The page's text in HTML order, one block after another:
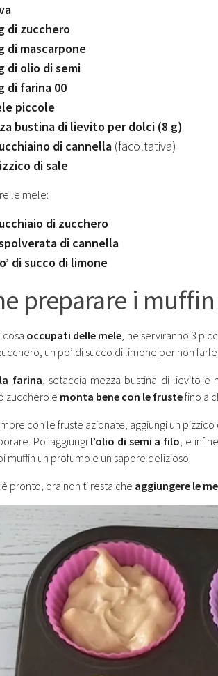
di zucchero
di mascarpone
di olio di semi
di farina 00
piccole
bustina di lievito per dolci (8 g)
di cannella (facoltativa)
di sale
le mele:
di zucchero
di cannella
di succo di limone
preparare i
occupati delle mele , ne serviranno 3
un po’ di succo di limone per non
la farina , setaccia mezza bustina di lievito
zucchero e monta bene con le frustefino a
con le fruste azionate, aggiungi un pizzico
Poi aggiungi l’olio di semi a filo , e infine
muffin un profumo e un sapore delizioso.
è pronto, ora non ti resta che aggiungere le